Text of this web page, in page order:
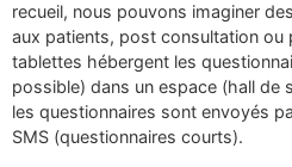
recueil, nous pouvons imaginer
aux patients, post consultation
tablettes hébergent les
possible) dans un espace (hall de
les questionnaires sont envoyés
SMS (questionnaires courts).